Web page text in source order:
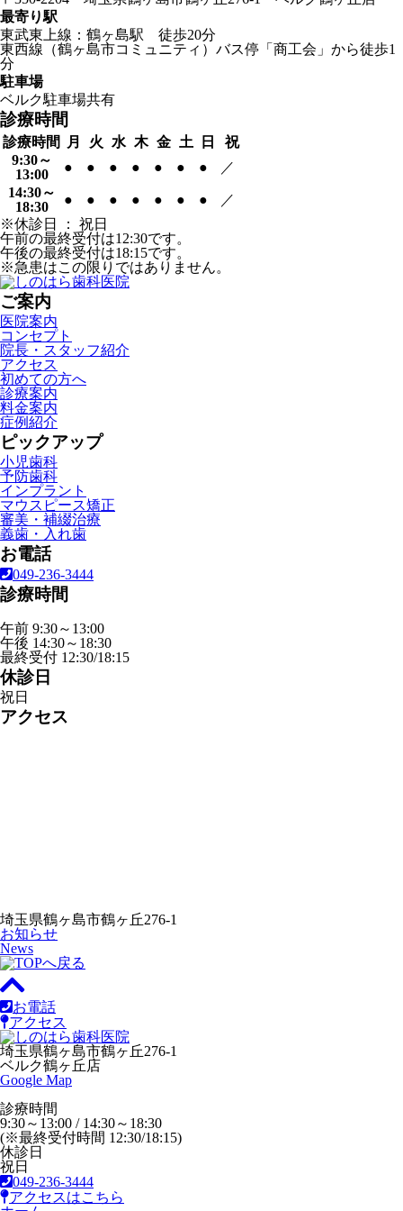
最寄り駅
東武東上線：鶴ヶ島駅 徒歩20分
東西線（鶴ヶ島市コミュニティ）バス停「商工会」から徒歩1
分
駐車場
ベルク駐車場共有
診療時間
診療時間 月 火 水 木 金 土 日
祝
9:30～
13:00
● ● ● ● ● ● ●
／
14:30～
18:30
● ● ● ● ● ● ●
／
※休診日 ： 祝日
午前の最終受付は12:30です。
午後の最終受付は18:15です。
※急患はこの限りではありません。
ご案内
医院案内
コンセプト
院長・スタッフ紹介
アクセス
初めての方へ
診療案内
料金案内
症例紹介
ピックアップ
小児歯科
予防歯科
インプラント
マウスピース矯正
審美・補綴治療
義歯・入れ歯
お電話
049-236-3444
診療時間
午前 9:30～13:00
午後 14:30～18:30
最終受付 12:30/18:15
休診日
祝日
アクセス
埼玉県鶴ヶ島市鶴ヶ丘276-1
お知らせ
News
お電話
アクセス
埼玉県鶴ヶ島市鶴ヶ丘276-1
ベルク鶴ヶ丘店
Google Map
診療時間
9:30～13:00 / 14:30～18:30
(※最終受付時間 12:30/18:15)
休診日
祝日
049-236-3444
アクセスはこちら